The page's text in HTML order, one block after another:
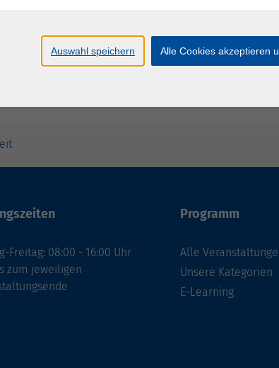
Freitag: 08:00 - 16:00 Uhr
zum jeweiligen
Programm
Alle
Unsere Kategorien
E-Learning
Auswahl speichern Alle Cookies akzeptieren